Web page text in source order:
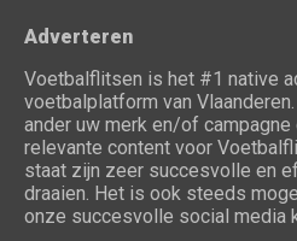
Adverteren
Voetbalflitsen is het #1 native
voetbalplatform van
ander uw merk en/of
relevante content voor
staat zijn zeer succesvolle en
draaien. Het is ook steeds
onze succesvolle social media